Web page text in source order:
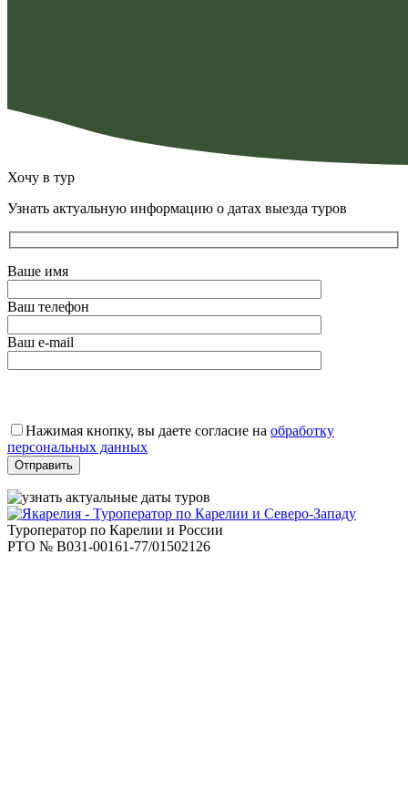
Хочу в тур
Узнать актуальную информацию о датах выезда туров
Ваше имя
Ваш телефон
Ваш e-mail
это
поле
пустым.
Нажимая кнопку, вы даете согласие на обработку
персональных данных
Туроператор по Карелии и России
РТО № В031-00161-77/01502126